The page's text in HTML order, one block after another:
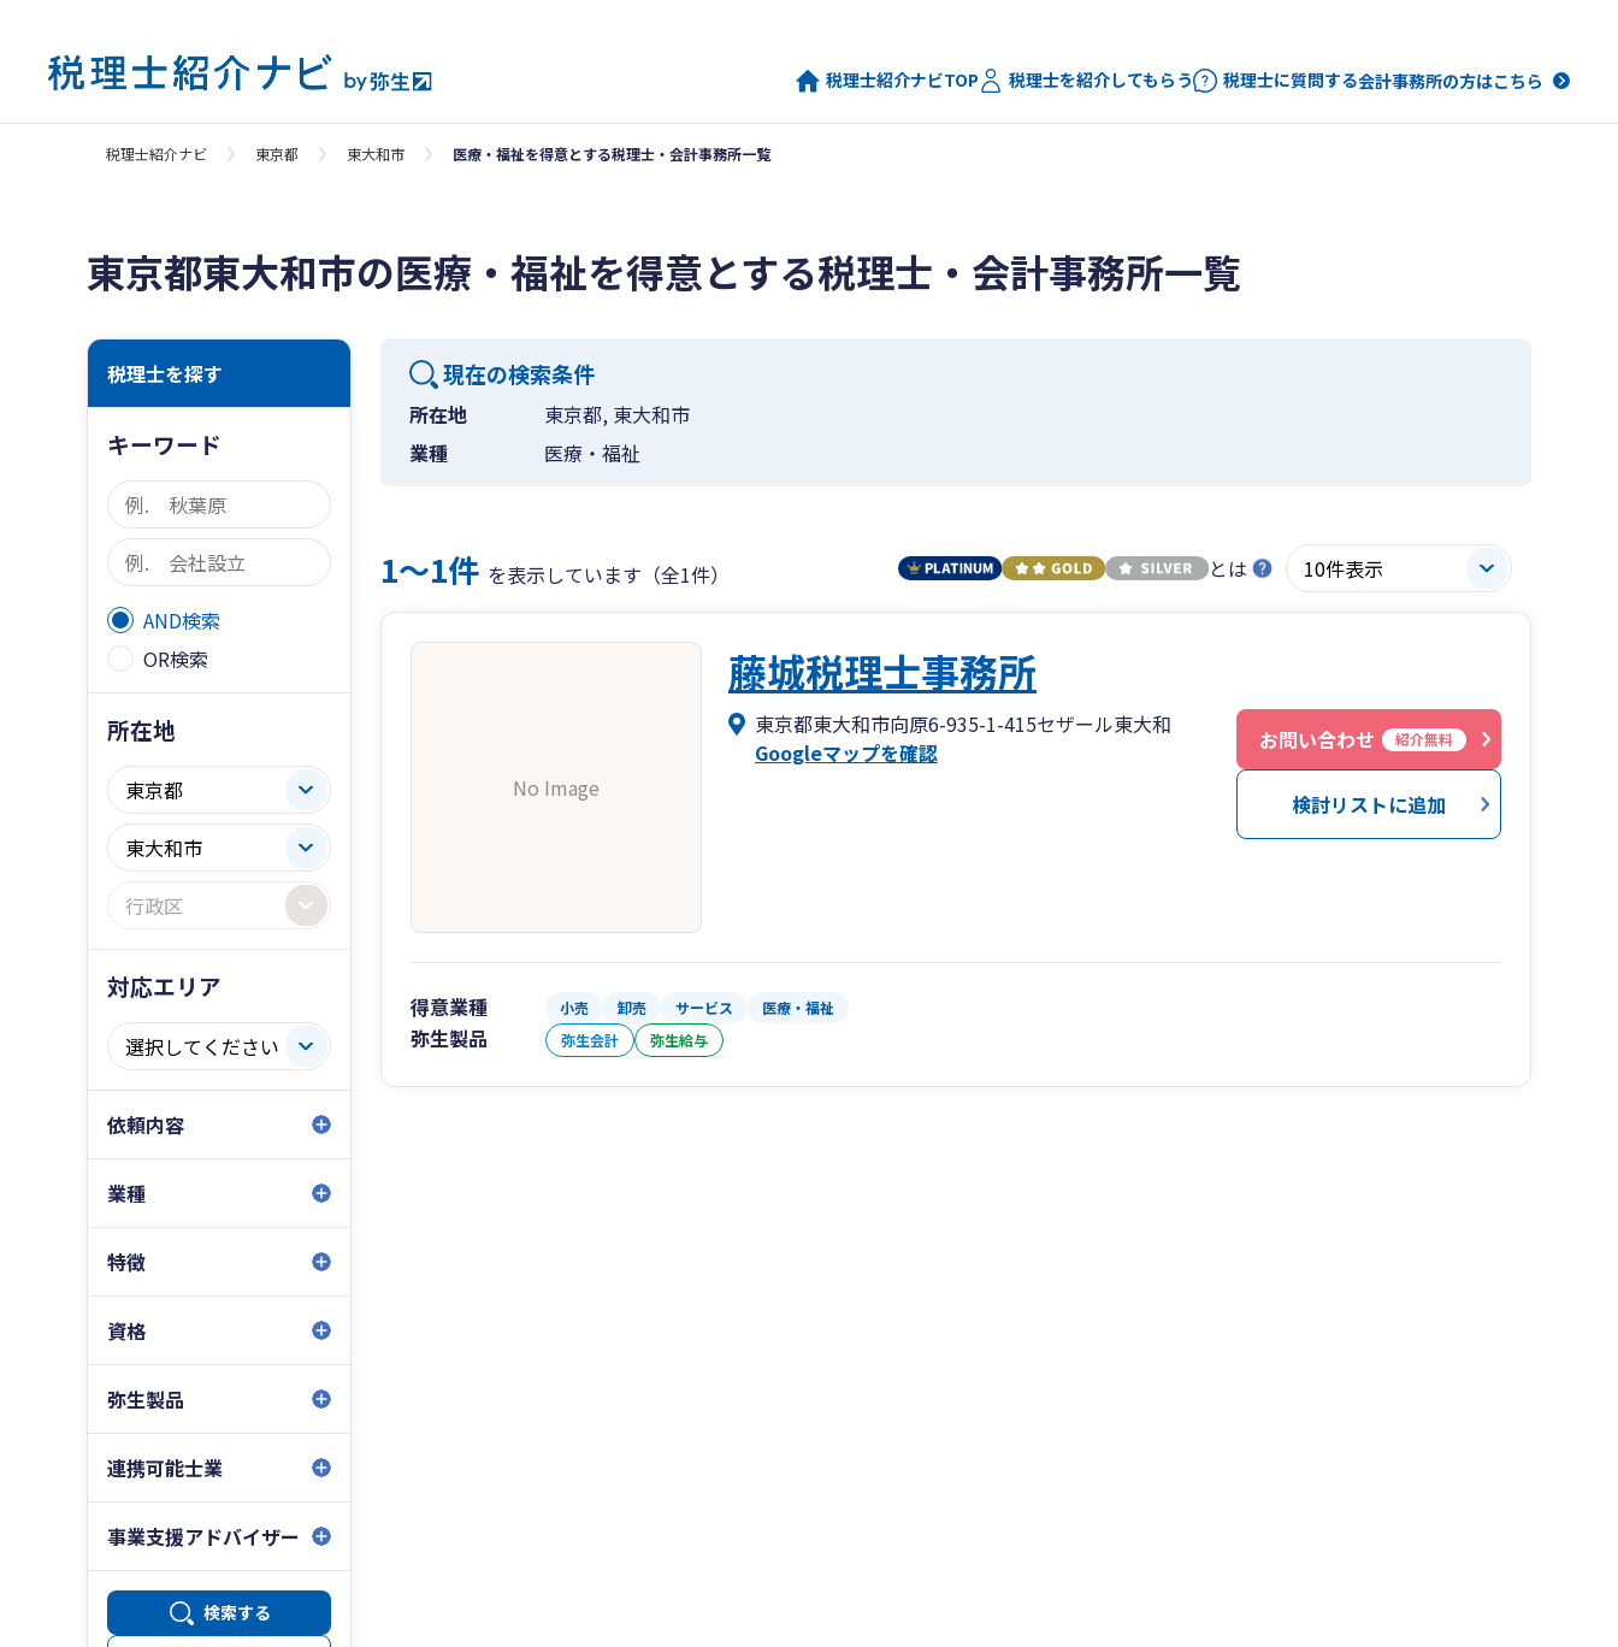
税理士紹介ナビTOP 税理士を紹介してもらう 税理士に質問する会計事務所の方はこちら
税理士紹介ナビ 東京都 東大和市 医療・福祉を得意とする税理士・会計事務所一覧
東京都東大和市の医療・福祉を得意とする税理士・会計事務所一覧
税理士を探す
キーワード
AND検索
OR検索
所在地
対応エリア
依頼内容
業種
特徴
資格
弥生製品
連携可能士業
事業支援アドバイザー
検索する
現在の検索条件
所在地
東京都, 東大和市
業種
医療・福祉
1〜1件 を表示しています（全1件） とは
No Image
藤城税理士事務所
東京都東大和市向原6-935-1-415セザール東大和
Googleマップを確認
お問い合わせ 紹介無料
検討リストに追加
得意業種 小売 卸売 サービス 医療・福祉
弥生製品 弥生会計 弥生給与